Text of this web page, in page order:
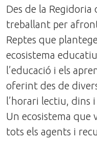
Des de la Regidoria
treballant per
Reptes que
ecosistema
l’educació i els
oferint des de
l’horari lectiu, dins
Un ecosistema que
tots els agents i